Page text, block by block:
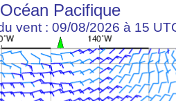
Océan Pacifique
vent : 09/08/2026 à 15